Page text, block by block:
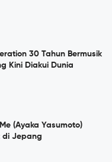
30 Tahun Bermusik
Kini Diakui Dunia
(Ayaka Yasumoto)
di Jepang